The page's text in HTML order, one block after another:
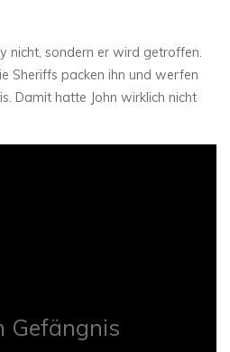
nicht, sondern er wird getroffen.
Sheriffs packen ihn und werfen
Damit hatte John wirklich nicht
Gefängnis